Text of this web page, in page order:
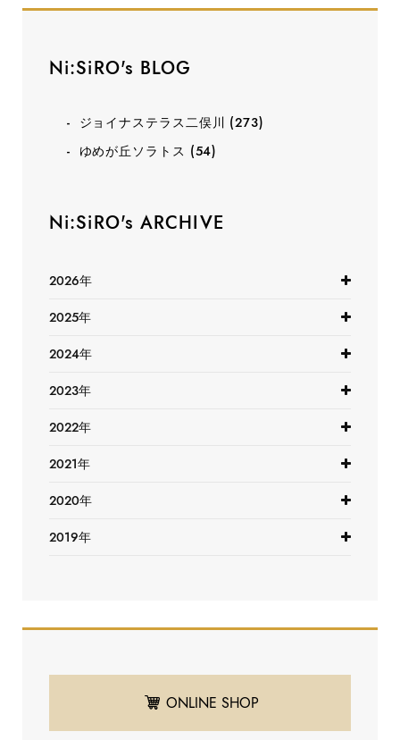
Ni:SiRO's BLOG
ジョイナステラス二俣川 (273)
ゆめが丘ソラトス (54)
Ni:SiRO's ARCHIVE
2026年
2025年
2024年
2023年
2022年
2021年
2020年
2019年
ONLINE SHOP